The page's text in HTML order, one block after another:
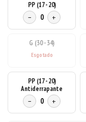
PP (17 - 20)
− 0 +
G (30 - 34)
PP (17 - 20)
Antiderrapante
− 0 +